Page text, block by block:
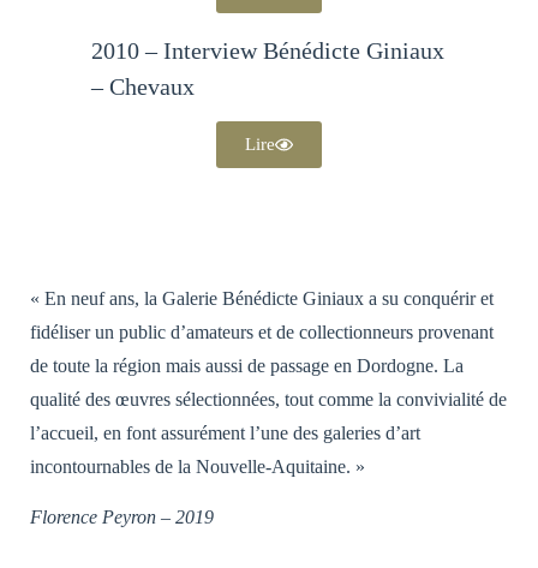
2010 – Interview Bénédicte Giniaux
– Chevaux
Lire
« En neuf ans, la Galerie Bénédicte Giniaux a su conquérir et
fidéliser un public d’amateurs et de collectionneurs provenant
de toute la région mais aussi de passage en Dordogne. La
qualité des œuvres sélectionnées, tout comme la convivialité de
l’accueil, en font assurément l’une des galeries d’art
incontournables de la Nouvelle-Aquitaine. »
Florence Peyron – 2019